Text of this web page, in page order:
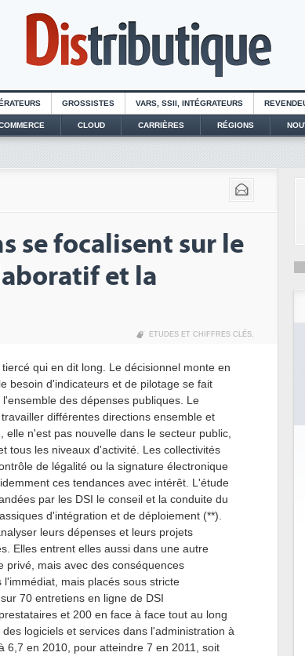
GROSSISTES VARS, SSII, INTÉGRATEURS
CLOUD CARRIÈRES RÉGIONS
se focalisent sur le
et la
ETUDES ET CHIFFRES CLÉS,
tiercé qui en dit long. Le décisionnel monte en
besoin d'indicateurs et de pilotage se fait
des dépenses publiques. Le
différentes directions ensemble et
n'est pas nouvelle dans le secteur public,
tous les niveaux d'activité. Les collectivités
de légalité ou la signature électronique
ces tendances avec intérêt. L'étude
par les DSI le conseil et la conduite du
d'intégration et de déploiement (**).
leurs dépenses et leurs projets
Elles entrent elles aussi dans une autre
privé, mais avec des conséquences
mais placés sous stricte
70 entretiens en ligne de DSI
et 200 en face à face tout au long
logiciels et services dans l'administration à
6,7 en 2010, pour atteindre 7 en 2011, soit